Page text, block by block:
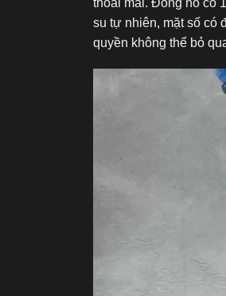
su tự nhiên, mặt số có
quyền không thể bỏ